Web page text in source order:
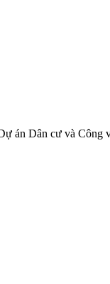
án Dân cư và